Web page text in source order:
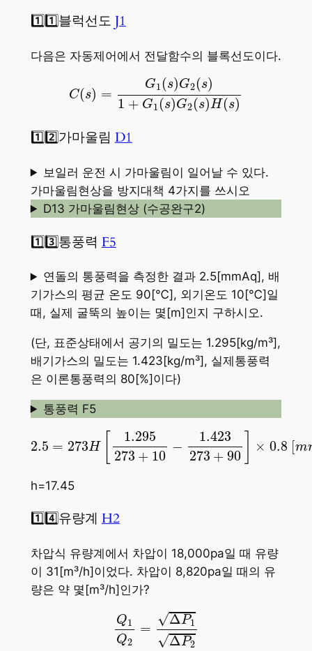
1️⃣1️⃣블럭선도J1
다음은 자동제어에서 전달함수의 블록선도이다.
C(s) =
G1 (s)G2(s)
1 + G1 (s)G2(s)H (s)
G2 s )1+ G1(s
1️⃣2️⃣가마울림D1
보일러 운전 시 가마울림이 일어날 수 있다.
가마울림현상을 방지대책 4가지를 쓰시오
D13 가마울림현상 (수공완구2)
1️⃣3️⃣통풍력 F5
연돌의 통풍력을 측정한 결과 2.5[mmAq], 배
기가스의 평균 온도 90[℃], 외기온도 10[℃]일
때, 실제 굴뚝의 높이는 몇[m]인지 구하시오.
(단, 표준상태에서 공기의 밀도는 1.295[kg/m³],
배기가스의 밀도는 1.423[kg/m³], 실제통풍력
은 이론통풍력의 80[%]이다)
통풍력 F5
2.5 = 273H
1.295
273 + 10
−
1.423
273 + 90
× 0.8 [m
1.295 273 1.423273
h=17.45
1️⃣4️⃣유량계H2
차압식 유량계에서 차압이 18,000pa일 때 유량
이 31[m³/h]이었다. 차압이 8,820pa일 때의 유
량은 약 몇[m³/h]인가?
Q1
Q2
=
√ΔP1
√ΔP2
Q1 ΔP1ΔP